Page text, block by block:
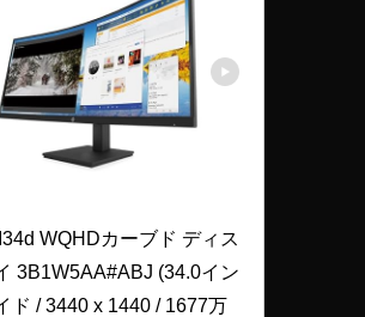
WQHDカーブド ディス
3B1W5AA#ABJ (34.0イン
ド / 3440 x 1440 / 1677万